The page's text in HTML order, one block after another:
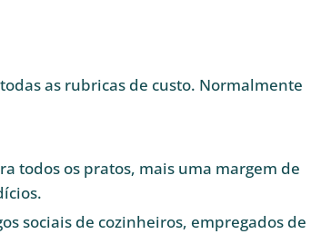
as rubricas de custo. Normalmente
todos os pratos, mais uma margem de
sociais de cozinheiros, empregados de